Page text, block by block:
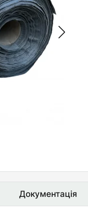
Документація